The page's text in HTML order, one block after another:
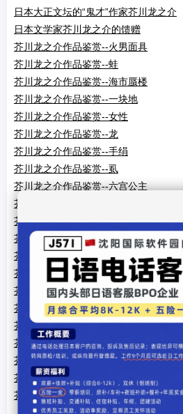
日本大正文坛的“鬼才”作家芥川龙之介
日本文学家芥川龙之介的馈赠
芥川龙之介作品鉴赏--火男面具
芥川龙之介作品鉴赏--蛙
芥川龙之介作品鉴赏--海市蜃楼
芥川龙之介作品鉴赏--一块地
芥川龙之介作品鉴赏--女性
芥川龙之介作品鉴赏--龙
芥川龙之介作品鉴赏--手绢
芥川龙之介作品鉴赏--虱
芥川龙之介作品鉴赏--六宫公主
芥川龙之介作品鉴赏--山鹜
芥川龙之介作品鉴赏--报恩记
芥川龙之介作品鉴赏--阿富的贞操
芥川龙之介作品鉴赏--莽丛中
芥川龙之介作品鉴赏--秋山图
芥川龙之介作品鉴赏--奉教人之死
芥川龙之介作品鉴赏--老年的素盏鸣尊
芥川龙之介作品鉴赏--罗生门
芥川龙之介作品鉴赏--舞会
芥川龙之介作品鉴赏--沼泽地
芥川龙之介作品鉴赏--桔子
芥川龙之介作品鉴赏--地狱变